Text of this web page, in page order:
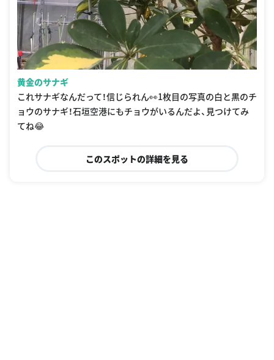
黄金のサナギ
これサナギなんだって！信じられん👀1枚目の写真の白と黒のチ
ョウのサナギ！石垣空港にもチョウがいるんだよ、見つけてみ
てね😂
このスポットの詳細を見る